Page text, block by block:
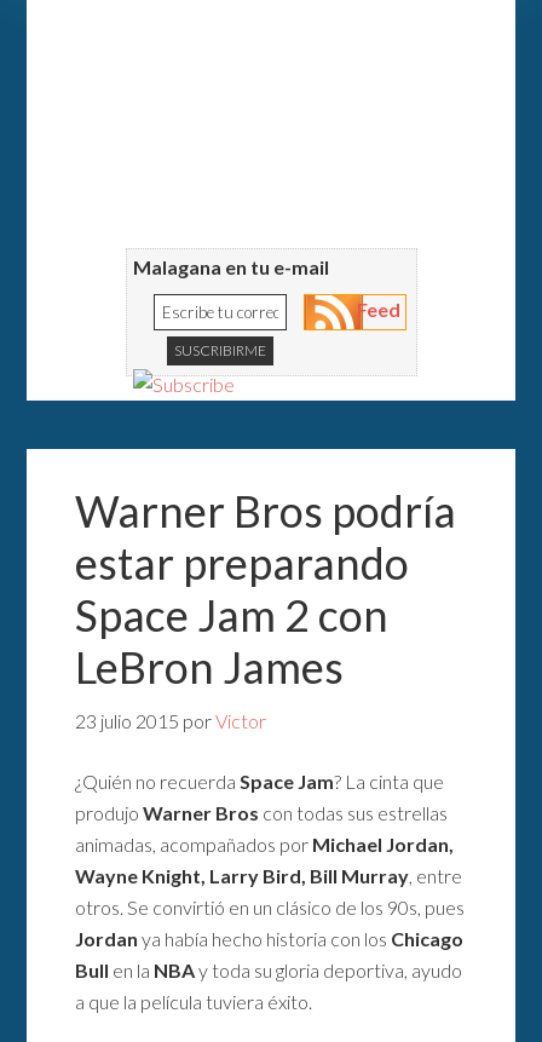
Malagana en tu e-mail
Feed
Warner Bros podría
estar preparando
Space Jam 2 con
LeBron James
23 julio 2015 porVictor
¿Quién no recuerdaSpace Jam? La cinta que
produjoWarner Bros con todas sus estrellas
animadas, acompañados por Michael Jordan,
Wayne Knight, Larry Bird, Bill Murray, entre
otros. Se convirtió en un clásico de los 90s, pues
Jordan ya había hecho historia con los Chicago
Bull en la NBAy toda su gloria deportiva, ayudo
a que la película tuviera éxito.